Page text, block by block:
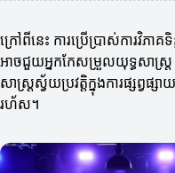
ក្រៅពីនេះ ការប្រើប្រាស់ការវិ
អាចជួយអ្នកកែសម្រួលយុទ្ធសាស្ត្រ
សាស្រ្តស្វ័យប្រវត្តិក្នុងការផ្សព្វផ្
រហ័ស។